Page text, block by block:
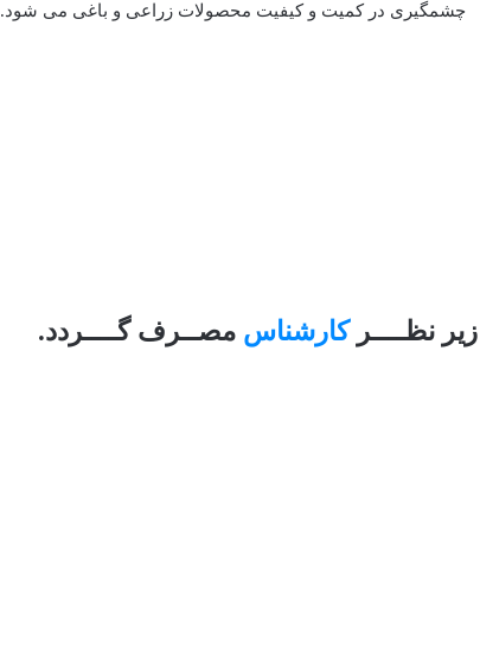
چشمگیری در کمیت و کیفیت محصولات زراعی و باغی می شود.
نظــــرکارشناس مصــرف گــــردد.